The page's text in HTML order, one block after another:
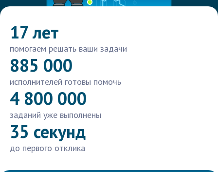
17 лет
помогаем решать ваши задачи
885 000
исполнителей готовы помочь
4 800 000
заданий уже выполнены
35 секунд
до первого отклика